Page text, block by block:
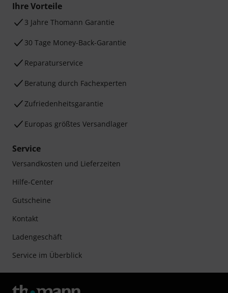
Ihre Vorteile
3 Jahre Thomann Garantie
30 Tage Money-Back-Garantie
Reparaturservice
Beratung durch Fachexperten
Zufriedenheitsgarantie
Europas größtes Versandlager
Service
Versandkosten und Lieferzeiten
Hilfe-Center
Gutscheine
Kontakt
Ladengeschäft
Service im Überblick